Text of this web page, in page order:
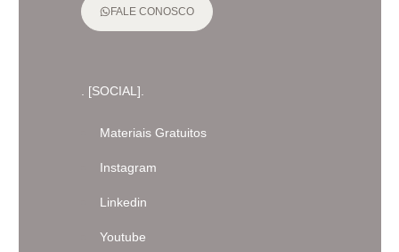
FALE CONOSCO
. [SOCIAL].
Materiais Gratuitos
Instagram
Linkedin
Youtube